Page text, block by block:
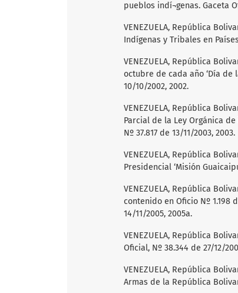
pueblos indí¬genas. Gaceta
VENEZUELA, República
Indígenas y Tribales en
VENEZUELA, República
octubre de cada año ‘Día de
10/10/2002, 2002.
VENEZUELA, República
Parcial de la Ley Orgánica
Nº 37.817 de 13/11/2003, 2003.
VENEZUELA, República
Presidencial ‘Misión
VENEZUELA, República
contenido en Oficio Nº 1.198
14/11/2005, 2005a.
VENEZUELA, República
Oficial, Nº 38.344 de 27/12/
VENEZUELA, República
Armas de la República